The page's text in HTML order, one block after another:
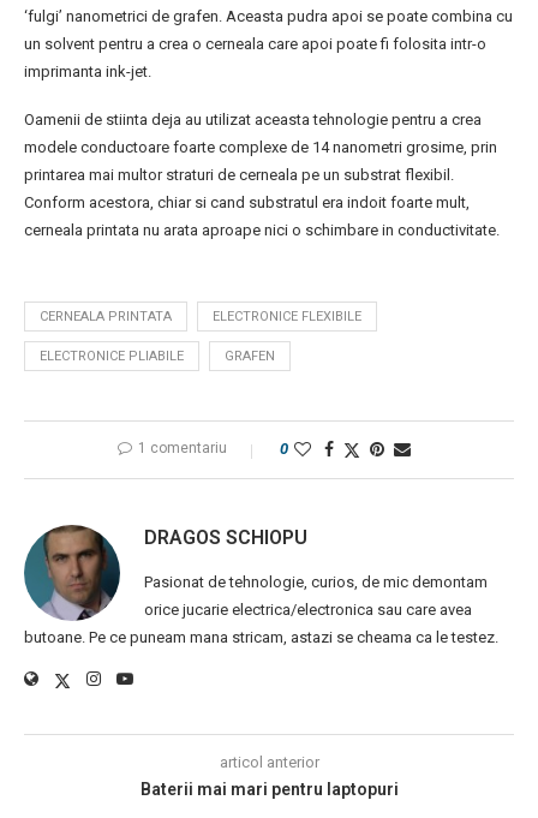
‘fulgi’ nanometrici de grafen. Aceasta pudra apoi se poate combina cu
un solvent pentru a crea o cerneala care apoi poate fi folosita intr-o
imprimanta ink-jet.
Oamenii de stiinta deja au utilizat aceasta tehnologie pentru a crea
modele conductoare foarte complexe de 14 nanometri grosime, prin
printarea mai multor straturi de cerneala pe un substrat flexibil.
Conform acestora, chiar si cand substratul era indoit foarte mult,
cerneala printata nu arata aproape nici o schimbare in conductivitate.
CERNEALA PRINTATA ELECTRONICE FLEXIBILE
ELECTRONICE PLIABILE GRAFEN
1 comentariu 0
DRAGOS SCHIOPU
Pasionat de tehnologie, curios, de mic demontam
orice jucarie electrica/electronica sau care avea
butoane. Pe ce puneam mana stricam, astazi se cheama ca le testez.
articol anterior
Baterii mai mari pentru laptopuri